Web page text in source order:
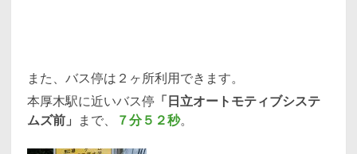
また、バス停は２ヶ所利用できます。
本厚木駅に近いバス停 「日立オートモティブシステ
ムズ前」
まで、 ７分５２秒。